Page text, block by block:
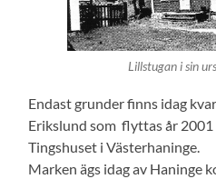
Lillstugan i sin
Endast grunder finns idag
Erikslund som flyttas år
Tingshuset i Västerhaninge.
Marken ägs idag av Haninge